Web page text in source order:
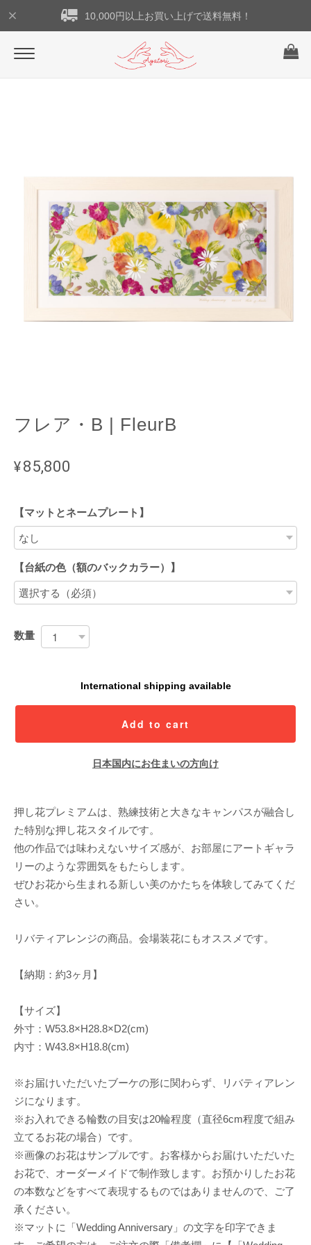
10,000円以上お買い上げで送料無料！
フレア・B | FleurB
¥85,800
【マットとネームプレート】
【台紙の色（額のバックカラー）】
数量
International shipping available
Add to cart
日本国内にお住まいの方向け
押し花プレミアムは、熟練技術と大きなキャンパスが融合し
た特別な押し花スタイルです。
他の作品では味わえないサイズ感が、お部屋にアートギャラ
リーのような雰囲気をもたらします。
ぜひお花から生まれる新しい美のかたちを体験してみてくだ
さい。
リバティアレンジの商品。会場装花にもオススメです。
【納期：約3ヶ月】
【サイズ】
外寸：W53.8×H28.8×D2(cm)
内寸：W43.8×H18.8(cm)
※お届けいただいたブーケの形に関わらず、リバティアレン
ジになります。
※お入れできる輪数の目安は20輪程度（直径6cm程度で組み
立てるお花の場合）です。
※画像のお花はサンプルです。お客様からお届けいただいた
お花で、オーダーメイドで制作致します。お預かりしたお花
の本数などをすべて表現するものではありませんので、ご了
承ください。
※マットに「Wedding Anniversary」の文字を印字できま